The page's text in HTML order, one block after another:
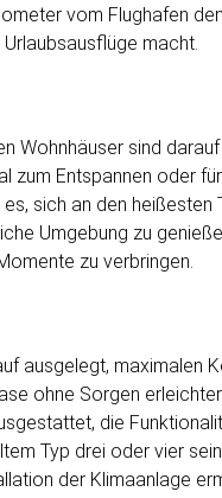
vom Flughafen
macht.
Wohnhäuser sind
zum Entspannen oder
sich an den
Umgebung zu
zu verbringen.
ausgelegt,
ohne Sorgen
die
Typ drei oder vier
der Klimaanlage